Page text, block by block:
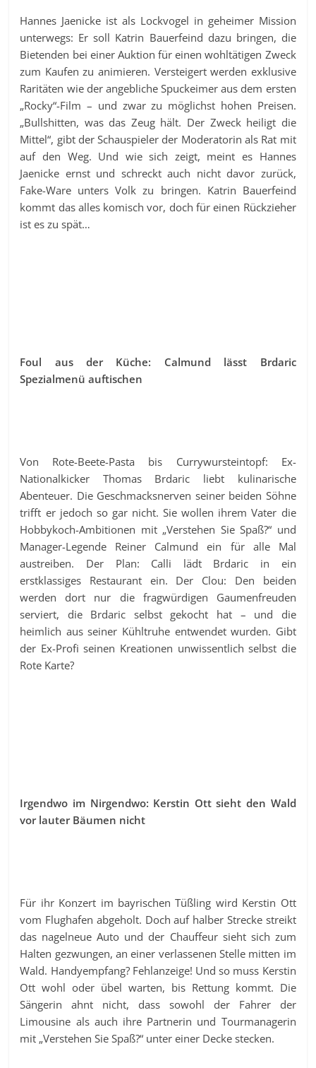
Hannes Jaenicke ist als Lockvogel in geheimer Mission
unterwegs: Er soll Katrin Bauerfeind dazu bringen, die
Bietenden bei einer Auktion für einen wohltätigen Zweck
zum Kaufen zu animieren. Versteigert werden exklusive
Raritäten wie der angebliche Spuckeimer aus dem ersten
„Rocky“-Film – und zwar zu möglichst hohen Preisen.
„Bullshitten, was das Zeug hält. Der Zweck heiligt die
Mittel“, gibt der Schauspieler der Moderatorin als Rat mit
auf den Weg. Und wie sich zeigt, meint es Hannes
Jaenicke ernst und schreckt auch nicht davor zurück,
Fake-Ware unters Volk zu bringen. Katrin Bauerfeind
kommt das alles komisch vor, doch für einen Rückzieher
ist es zu spät…
Foul aus der Küche: Calmund lässt Brdaric
Spezialmenü auftischen
Von Rote-Beete-Pasta bis Currywursteintopf: Ex-
Nationalkicker Thomas Brdaric liebt kulinarische
Abenteuer. Die Geschmacksnerven seiner beiden Söhne
trifft er jedoch so gar nicht. Sie wollen ihrem Vater die
Hobbykoch-Ambitionen mit „Verstehen Sie Spaß?“ und
Manager-Legende Reiner Calmund ein für alle Mal
austreiben. Der Plan: Calli lädt Brdaric in ein
erstklassiges Restaurant ein. Der Clou: Den beiden
werden dort nur die fragwürdigen Gaumenfreuden
serviert, die Brdaric selbst gekocht hat – und die
heimlich aus seiner Kühltruhe entwendet wurden. Gibt
der Ex-Profi seinen Kreationen unwissentlich selbst die
Rote Karte?
Irgendwo im Nirgendwo: Kerstin Ott sieht den Wald
vor lauter Bäumen nicht
Für ihr Konzert im bayrischen Tüßling wird Kerstin Ott
vom Flughafen abgeholt. Doch auf halber Strecke streikt
das nagelneue Auto und der Chauffeur sieht sich zum
Halten gezwungen, an einer verlassenen Stelle mitten im
Wald. Handyempfang? Fehlanzeige! Und so muss Kerstin
Ott wohl oder übel warten, bis Rettung kommt. Die
Sängerin ahnt nicht, dass sowohl der Fahrer der
Limousine als auch ihre Partnerin und Tourmanagerin
mit „Verstehen Sie Spaß?“ unter einer Decke stecken.